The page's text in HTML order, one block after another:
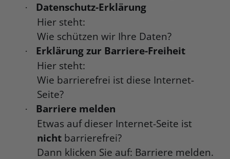
·
Datenschutz-Erklärung
Hier steht:
Wie schützen wir Ihre Daten?
·
Erklärung zur Barriere-Freiheit
Hier steht:
Wie barrierefrei ist diese Internet-
Seite?
·
Barriere melden
Etwas auf dieser Internet-Seite ist
nicht barrierefrei?
Dann klicken Sie auf: Barriere melden.